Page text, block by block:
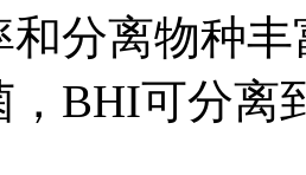
分离物种
，BHI可分离